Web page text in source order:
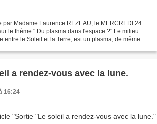
par Madame Laurence REZEAU, le MERCREDI 24
le thème " Du plasma dans l'espace ?" Le milieu
entre le Soleil et la Terre, est un plasma, de même
a rendez-vous avec la lune.
16:24